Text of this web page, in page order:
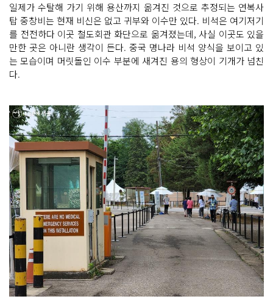
일제가 수탈해 가기 위해 용산까지 옮겨진 것으로 추정되는 연복사
탑 중창비는 현재 비신은 없고 귀부와 이수만 있다. 비석은 여기저기
를 전전하다 이곳 철도회관 화단으로 옮겨졌는데, 사실 이곳도 있을
만한 곳은 아니란 생각이 든다. 중국 명나라 비석 양식을 보이고 있
는 모습이며 머릿돌인 이수 부분에 새겨진 용의 형상이 기개가 넘친
다.